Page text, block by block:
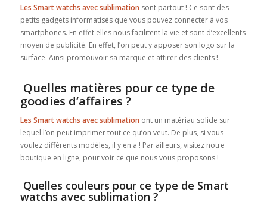
Les Smart watchs avec sublimation sont partout ! Ce sont des
petits gadgets informatisés que vous pouvez connecter à vos
smartphones. En effet elles nous facilitent la vie et sont d’excellents
moyen de publicité. En effet, l’on peut y apposer son logo sur la
surface. Ainsi promouvoir sa marque et attirer des clients !
Quelles matières pour ce type de
goodies d’affaires ?
Les Smart watchs avec sublimation ont un matériau solide sur
lequel l’on peut imprimer tout ce qu’on veut. De plus, si vous
voulez différents modèles, il y en a ! Par ailleurs, visitez notre
boutique en ligne, pour voir ce que nous vous proposons !
Quelles couleurs pour ce type de Smart
watchs avec sublimation ?